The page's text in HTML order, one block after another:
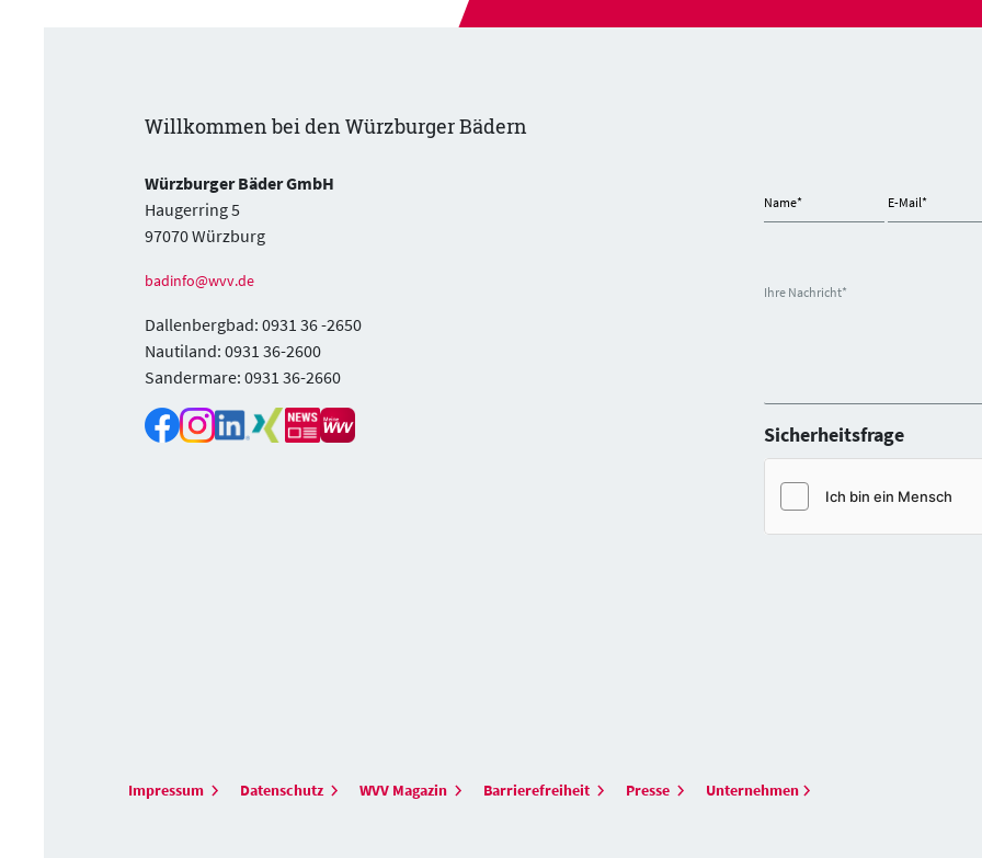
Willkommen bei den Würzburger Bädern
Würzburger Bäder GmbH
Haugerring 5
97070 Würzburg
badinfo@wvv.de
Dallenbergbad: 0931 36 -2650
Nautiland: 0931 36-2600
Sandermare: 0931 36-2660
Name* E-Mail*
Ihre Nachricht*
Sicherheitsfrage
Impressum Datenschutz WVV Magazin Barrierefreiheit Presse Unternehmen